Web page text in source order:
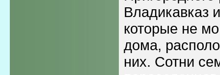
Владикавказ
которые не
дома,
них. Сотни